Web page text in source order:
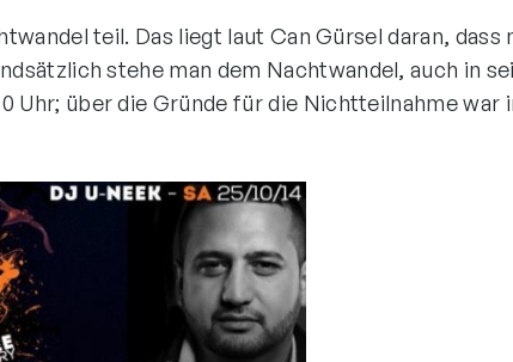
teil. Das liegt laut Can Gürsel daran,
stehe man dem Nachtwandel, auch in
Uhr; über die Gründe für die Nichtteilnahme